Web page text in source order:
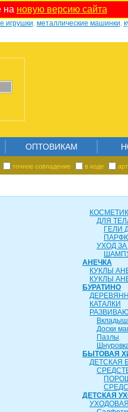
на новую версию сайта
игрушки, металлические машинки,
ОПТОВИКАМ
точное совпадение в коде
ДЛЯ
ГЕЛИ
УХОД
АНЕЧКА
КУКЛЫ
КУКЛЫ
БУРАТИНО
КАТАЛКИ
Доски
Пазлы
БЫТОВАЯ
ДЕТСКАЯ
ДЕТСКАЯ